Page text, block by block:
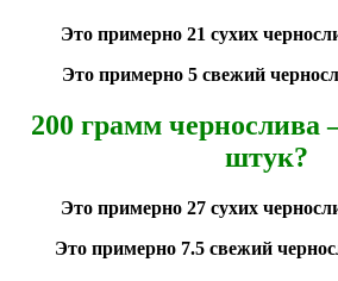
Это примерно 21 сухих
Это примерно 5 свежий
200 грамм чернослива
штук?
Это примерно 27 сухих
Это примерно 7.5 свежий